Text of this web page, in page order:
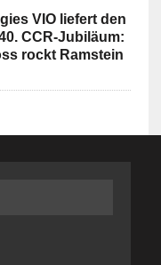
VIO liefert den
CCR-Jubiläum:
rockt Ramstein